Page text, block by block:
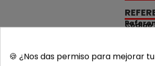
Código
PRODUCTOS DE LA MISMA
🍪 ¿Nos das permiso para mejorar